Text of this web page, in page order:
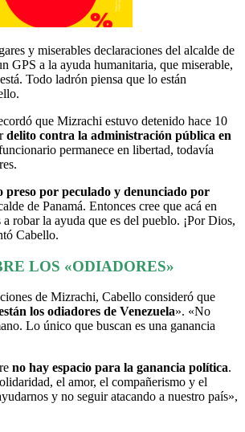
y miserables declaraciones del alcalde de
GPS a la ayuda humanitaria, que miserable,
Todo ladrón piensa que lo están
que Mizrachi estuvo detenido hace 10
delito contra la administración pública en
permanece en libertad, todavía
preso por peculado y denunciado por
de Panamá. Entonces cree que acá en
robar la ayuda que es del pueblo. ¡Por Dios,
Cabello.
LOS «ODIADORES»
de Mizrachi, Cabello consideró que
los odiadores de Venezuela». «No
Lo único que buscan es una ganancia
no hay espacio para la ganancia política.
el amor, el compañerismo y el
y no seguir atacando a nuestro país»,